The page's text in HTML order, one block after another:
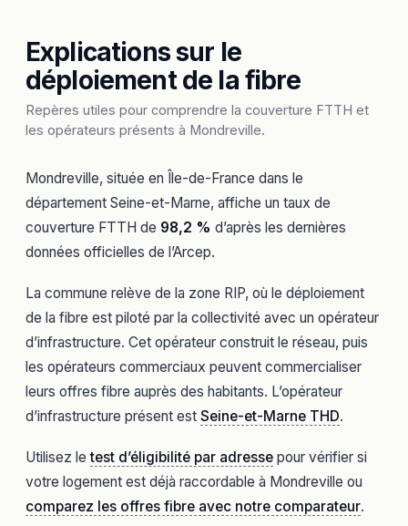
Explications sur le
déploiement de la fibre
Repères utiles pour comprendre la couverture FTTH et
les opérateurs présents à Mondreville.
Mondreville, située en Île-de-France dans le
département Seine-et-Marne, affiche un taux de
couverture FTTH de 98,2 % d’après les dernières
données officielles de l’Arcep.
La commune relève de la zone RIP, où le déploiement
de la fibre est piloté par la collectivité avec un opérateur
d’infrastructure. Cet opérateur construit le réseau, puis
les opérateurs commerciaux peuvent commercialiser
leurs offres fibre auprès des habitants. L’opérateur
d’infrastructure présent est Seine-et-Marne THD.
Utilisez letest d’éligibilité par adresse pour vérifier si
votre logement est déjà raccordable à Mondreville ou
comparez les offres fibre avec notre comparateur.